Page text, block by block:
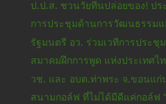
ป.ป.ส. ชวนวัยทีนปล่อยของ! ปร
การประชุมด้านการวัฒนธรรมแ
รัฐมนตรี อว. ร่วมเวทีการประชุ
สมาคมฝึกการพูด แห่งประเทศไท
วช. และ อบต.ท่าพระ จ.ขอนแ
สนามกอล์ฟ ที่ไม่ได้มีดีแค่กอล์ฟ